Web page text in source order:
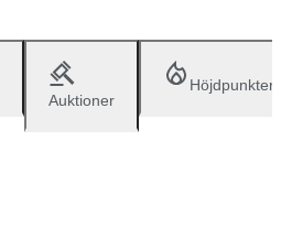
Auktioner
Höjdpunkter